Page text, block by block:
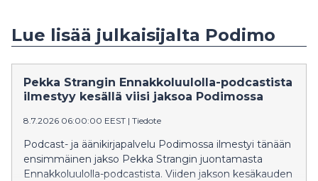
Lue lisää julkaisijalta Podimo
Pekka Strangin Ennakkoluulolla-podcastista
ilmestyy kesällä viisi jaksoa Podimossa
8.7.2026 06:00:00 EEST | Tiedote
Podcast- ja äänikirjapalvelu Podimossa ilmestyi tänään
ensimmäinen jakso Pekka Strangin juontamasta
Ennakkoluulolla-podcastista. Viiden jakson kesäkauden